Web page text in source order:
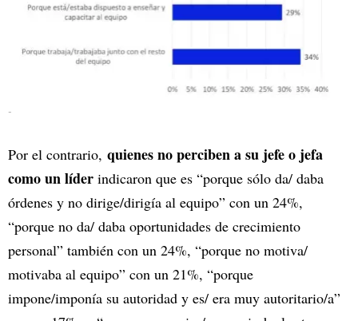
-
Por el contrario, quienes no perciben a su jefe o jefa
como un líder indicaron que es “porque sólo da/ daba
órdenes y no dirige/dirigía al equipo” con un 24%,
“porque no da/ daba oportunidades de crecimiento
personal” también con un 24%, “porque no motiva/
motivaba al equipo” con un 21%, “porque
impone/imponía su autoridad y es/ era muy autoritario/a”